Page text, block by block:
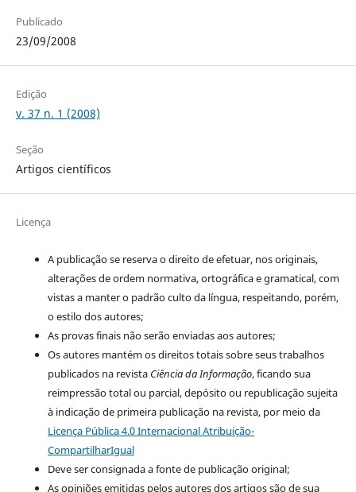
Publicado
23/09/2008
Edição
v. 37 n. 1 (2008)
Seção
Artigos científicos
Licença
A publicação se reserva o direito de efetuar, nos originais,
alterações de ordem normativa, ortográfica e gramatical, com
vistas a manter o padrão culto da língua, respeitando, porém,
o estilo dos autores;
As provas finais não serão enviadas aos autores;
Os autores mantém os direitos totais sobre seus trabalhos
publicados na revista Ciência da Informação, ficando sua
reimpressão total ou parcial, depósito ou republicação sujeita
à indicação de primeira publicação na revista, por meio da
Licença Pública 4.0 Internacional Atribuição-
CompartilharIgual
Deve ser consignada a fonte de publicação original;
As opiniões emitidas pelos autores dos artigos são de sua